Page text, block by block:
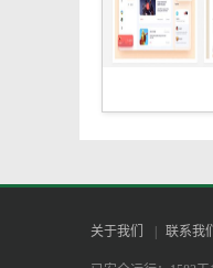
拒绝盗版，
统一售价，
发票支持
关于我们 联系我们